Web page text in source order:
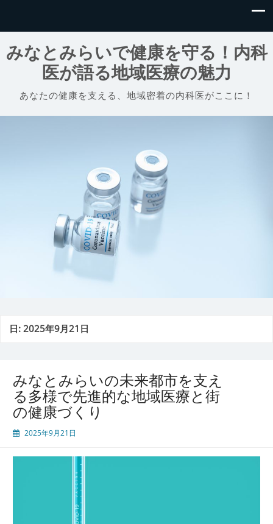
みなとみらいで健康を守る！内科
医が語る地域医療の魅力
あなたの健康を支える、地域密着の内科医がここに！
日:2025年9月21日
みなとみらいの未来都市を支え
る多様で先進的な地域医療と街
の健康づくり
2025年9月21日